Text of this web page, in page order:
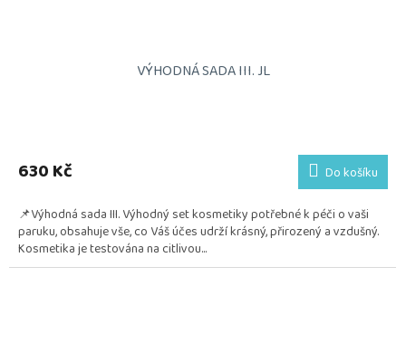
VÝHODNÁ SADA III. JL
produktu
je
z
5
hvězdiček.
630 Kč Do košíku
📌Výhodná sada III. Výhodný set kosmetiky potřebné k péči o vaši
paruku, obsahuje vše, co Váš účes udrží krásný, přirozený a vzdušný.
Kosmetika je testována na citlivou...